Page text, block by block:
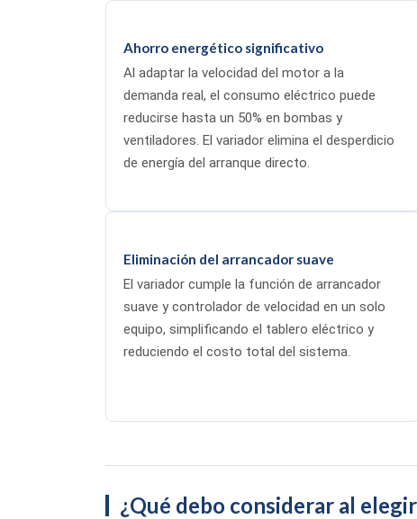
Ahorro energético significativo
Al adaptar la velocidad del motor a la
demanda real, el consumo eléctrico puede
reducirse hasta un 50% en bombas y
ventiladores. El variador elimina el desperdicio
de energía del arranque directo.
Eliminación del arrancador suave
El variador cumple la función de arrancador
suave y controlador de velocidad en un solo
equipo, simplificando el tablero eléctrico y
reduciendo el costo total del sistema.
¿Qué debo considerar al